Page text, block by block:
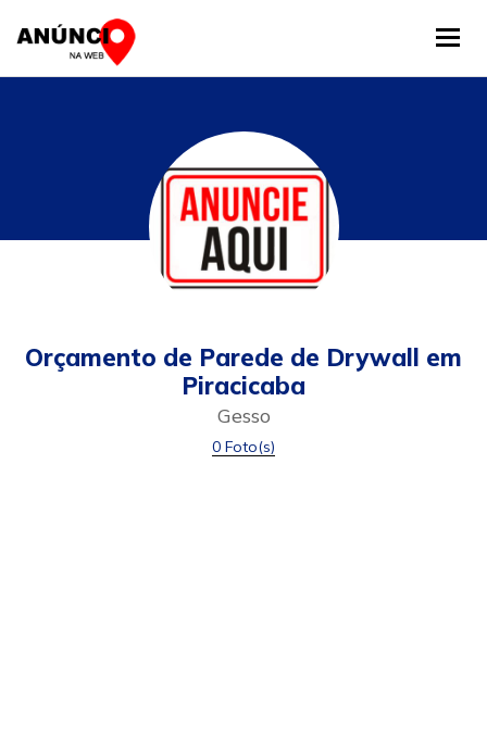
Orçamento de Parede de Drywall em
Piracicaba
Gesso
0 Foto(s)